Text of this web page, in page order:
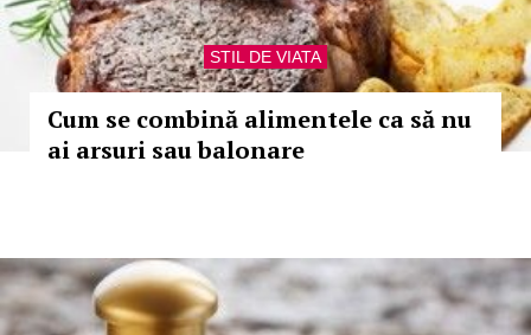
STIL DE VIATA
Cum se combină alimentele ca să nu
ai arsuri sau balonare